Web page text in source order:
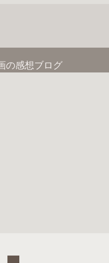
の感想ブログ